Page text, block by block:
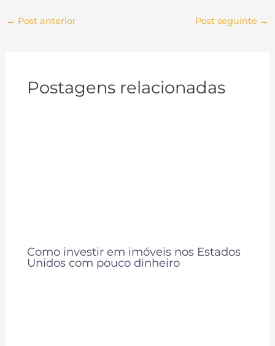
← Post anterior Post seguinte →
Postagens relacionadas
Como investir em imóveis nos Estados
Unidos com pouco dinheiro